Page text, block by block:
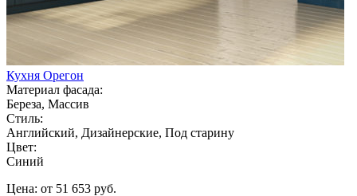
Кухня Орегон
Материал фасада:
Береза, Массив
Стиль:
Английский, Дизайнерские, Под старину
Цвет:
Синий
Цена: от 51 653 руб.